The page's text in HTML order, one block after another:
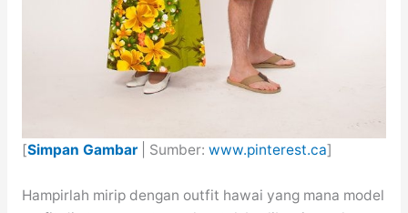
[Simpan Gambar| Sumber: www.pinterest.ca]
Hampirlah mirip dengan outfit hawai yang mana model